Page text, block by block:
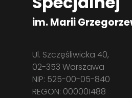
im. Marii
Ul. Szczęśliwicka 40,
02-353 Warszawa
NIP: 525-00-05-840
REGON: 000001488